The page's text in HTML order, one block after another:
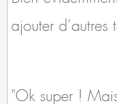
ajouter d’autres
"Ok super !